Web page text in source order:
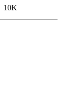
10K